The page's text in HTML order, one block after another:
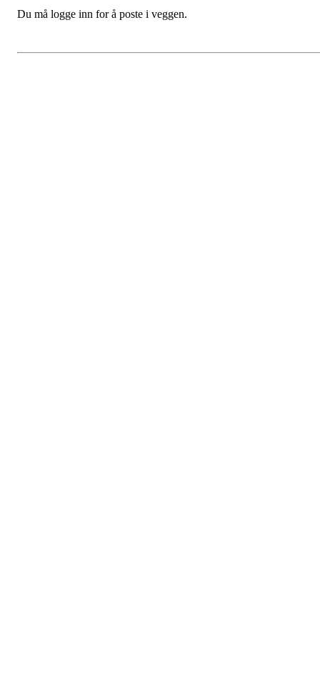
Du må logge inn for å poste i veggen.